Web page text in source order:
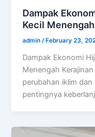
Dampak
Kecil
admin /February 23,
Dampak Ekonomi
Menengah
perubahan iklim
pentingnya